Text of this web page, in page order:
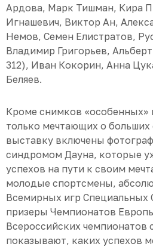
Ардова, Марк Тишман, Кира
Игнашевич, Виктор Ан,
Немов, Семен Елистратов,
Владимир Григорьев,
312), Иван Кокорин, Анна
Беляев.
Кроме снимков
только мечтающих о больших
выставку включены
синдромом Дауна, которые
успехов на пути к своим
молодые спортсмены,
Всемирных игр Специальных
призеры Чемпионатов
Всероссийских
показывают, каких успехов